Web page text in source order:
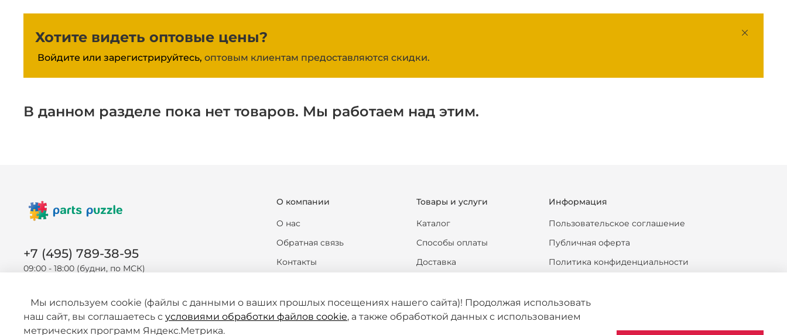
Хотите видеть оптовые цены?
Войдите или зарегистрируйтесь, оптовым клиентам предоставляются скидки.
В данном разделе пока нет товаров. Мы работаем над этим.
О компании
О нас
Обратная связь
Контакты
Новости
Статьи
Товары и услуги
Каталог
Способы оплаты
Доставка
Формы документов
Информация
Пользовательское соглашение
Публичная оферта
Политика конфиденциальности
Политика обработки персональных данных
Согласие на обработку персональных данных
+7 (495) 789-38-95
09:00 - 18:00 (будни, по МСК)
Мы используем cookie (файлы с данными о ваших прошлых посещениях нашего сайта)! Продолжая использовать
наш сайт, вы соглашаетесь с условиями обработки файлов cookie, а также обработкой данных с использованием
метрических программ Яндекс.Метрика.